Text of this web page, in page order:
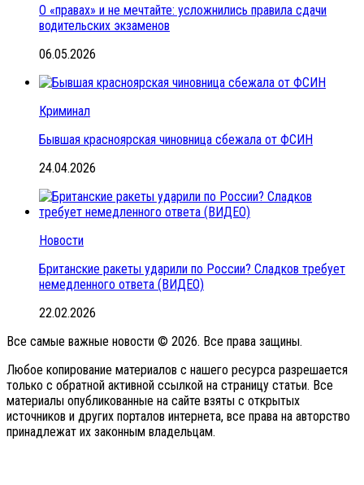
О «правах» и не мечтайте: усложнились правила сдачи
водительских экзаменов
06.05.2026
Криминал
Бывшая красноярская чиновница сбежала от ФСИН
24.04.2026
Новости
Британские ракеты ударили по России? Сладков требует
немедленного ответа (ВИДЕО)
22.02.2026
Все самые важные новости © 2026. Все права защины.
Любое копирование материалов с нашего ресурса разрешается
только с обратной активной ссылкой на страницу статьи. Все
материалы опубликованные на сайте взяты с открытых
источников и других порталов интернета, все права на авторство
принадлежат их законным владельцам.